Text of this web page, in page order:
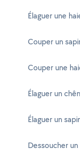
Élaguer une
Couper un
Couper une
Élaguer un
Élaguer un
Dessoucher